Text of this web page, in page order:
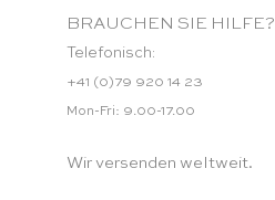
BRAUCHEN SIE HILFE?
Telefonisch:
+41 (0)79 920 14 23
Mon-Fri: 9.00-17.00
Wir versenden weltweit.